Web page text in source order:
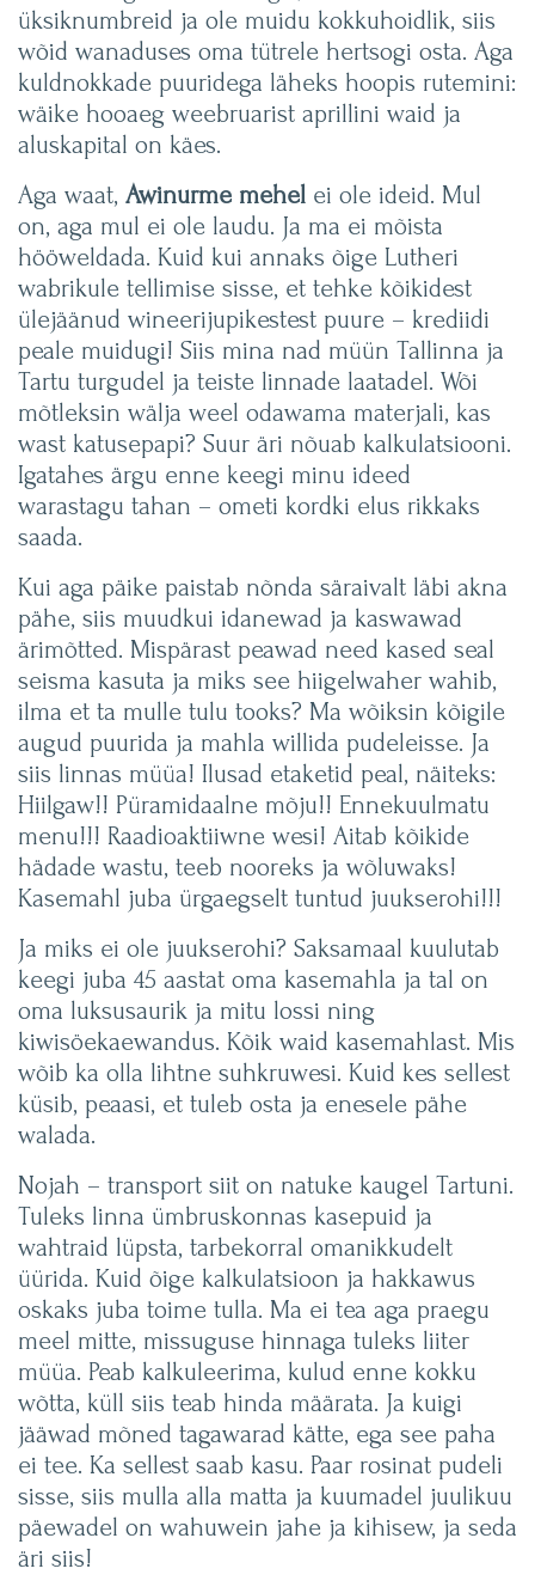
üksiknumbreid ja ole muidu kokkuhoidlik, siis
wõid wanaduses oma tütrele hertsogi osta. Aga
kuldnokkade puuridega läheks hoopis rutemini:
wäike hooaeg weebruarist aprillini waid ja
aluskapital on käes.
Aga waat, Awinurme mehel ei ole ideid. Mul
on, aga mul ei ole laudu. Ja ma ei mõista
hööweldada. Kuid kui annaks õige Lutheri
wabrikule tellimise sisse, et tehke kõikidest
ülejäänud wineerijupikestest puure – krediidi
peale muidugi! Siis mina nad müün Tallinna ja
Tartu turgudel ja teiste linnade laatadel. Wõi
mõtleksin wälja weel odawama materjali, kas
wast katusepapi? Suur äri nõuab kalkulatsiooni.
Igatahes ärgu enne keegi minu ideed
warastagu tahan – ometi kordki elus rikkaks
saada.
Kui aga päike paistab nõnda säraivalt läbi akna
pähe, siis muudkui idanewad ja kaswawad
ärimõtted. Mispärast peawad need kased seal
seisma kasuta ja miks see hiigelwaher wahib,
ilma et ta mulle tulu tooks? Ma wõiksin kõigile
augud puurida ja mahla willida pudeleisse. Ja
siis linnas müüa! Ilusad etaketid peal, näiteks:
Hiilgaw!! Püramidaalne mõju!! Ennekuulmatu
menu!!! Raadioaktiiwne wesi! Aitab kõikide
hädade wastu, teeb nooreks ja wõluwaks!
Kasemahl juba ürgaegselt tuntud juukserohi!!!
Ja miks ei ole juukserohi? Saksamaal kuulutab
keegi juba 45 aastat oma kasemahla ja tal on
oma luksusaurik ja mitu lossi ning
kiwisöekaewandus. Kõik waid kasemahlast. Mis
wõib ka olla lihtne suhkruwesi. Kuid kes sellest
küsib, peaasi, et tuleb osta ja enesele pähe
walada.
Nojah – transport siit on natuke kaugel Tartuni.
Tuleks linna ümbruskonnas kasepuid ja
wahtraid lüpsta, tarbekorral omanikkudelt
üürida. Kuid õige kalkulatsioon ja hakkawus
oskaks juba toime tulla. Ma ei tea aga praegu
meel mitte, missuguse hinnaga tuleks liiter
müüa. Peab kalkuleerima, kulud enne kokku
wõtta, küll siis teab hinda määrata. Ja kuigi
jääwad mõned tagawarad kätte, ega see paha
ei tee. Ka sellest saab kasu. Paar rosinat pudeli
sisse, siis mulla alla matta ja kuumadel juulikuu
päewadel on wahuwein jahe ja kihisew, ja seda
äri siis!